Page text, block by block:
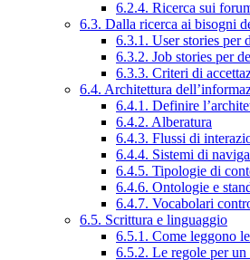
6.2.4. Ricerca sui
6.3. Dalla ricerca ai bisogni
6.3.1. User stories per
6.3.2. Job stories per
6.3.3. Criteri di
6.4. Architettura
6.4.1. Definire
6.4.2. Alberatura
6.4.3. Flussi di
6.4.4. Sistemi di
6.4.5. Tipologie di
6.4.6. Ontologie e
6.4.7. Vocabolari
6.5. Scrittura e linguaggio
6.5.1. Come leggono
6.5.2. Le regole per